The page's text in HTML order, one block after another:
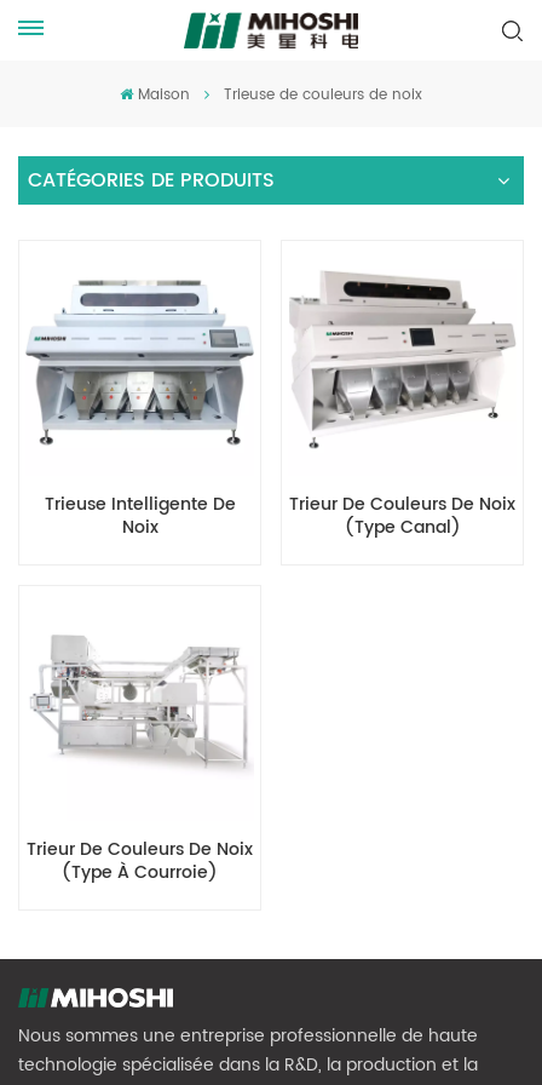
Maison Trieuse de couleurs de noix
CATÉGORIES DE PRODUITS
Trieuse Intelligente De
Noix
Trieur De Couleurs De Noix
(type Canal)
Trieur De Couleurs De Noix
(type À Courroie)
Nous sommes une entreprise professionnelle de haute
technologie spécialisée dans la R&D, la production et la